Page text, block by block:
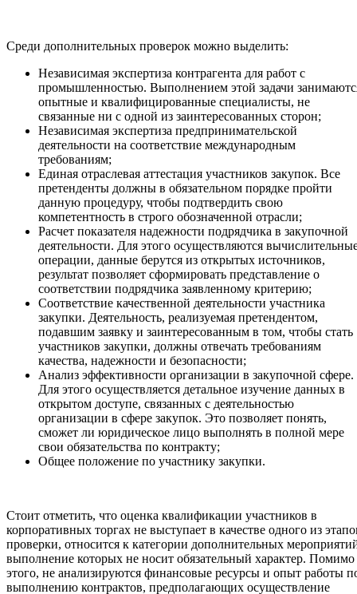
Среди дополнительных проверок можно выделить:
Независимая экспертиза контрагента для работ с
промышленностью. Выполнением этой задачи
опытные и квалифицированные специалисты, не
связанные ни с одной из заинтересованных сторон;
Независимая экспертиза предпринимательской
деятельности на соответствие международным
требованиям;
Единая отраслевая аттестация участников закупок. Все
претенденты должны в обязательном порядке пройти
данную процедуру, чтобы подтвердить свою
компетентность в строго обозначенной отрасли;
Расчет показателя надежности подрядчика в закупочной
деятельности. Для этого осуществляются
операции, данные берутся из открытых источников,
результат позволяет сформировать представление о
соответствии подрядчика заявленному критерию;
Соответствие качественной деятельности участника
закупки. Деятельность, реализуемая претендентом,
подавшим заявку и заинтересованным в том, чтобы стать
участников закупки, должны отвечать требованиям
качества, надежности и безопасности;
Анализ эффективности организации в закупочной сфере.
Для этого осуществляется детальное изучение данных в
открытом доступе, связанных с деятельностью
организации в сфере закупок. Это позволяет понять,
сможет ли юридическое лицо выполнять в полной мере
свои обязательства по контракту;
Общее положение по участнику закупки.
Стоит отметить, что оценка квалификации участников в
корпоративных торгах не выступает в качестве одного из
проверки, относится к категории дополнительных
выполнение которых не носит обязательный характер. Помимо
этого, не анализируются финансовые ресурсы и опыт работы
выполнению контрактов, предполагающих осуществление